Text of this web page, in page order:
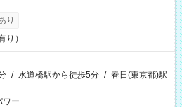
り
り）
/ 水道橋駅から徒歩5分 / 春日(東京都)駅
ワー